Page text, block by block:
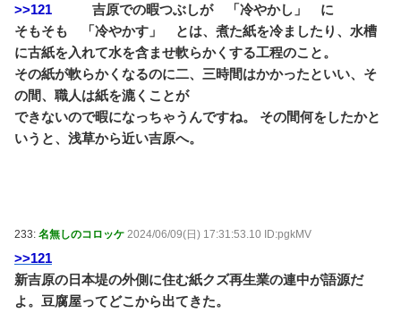
>>121 吉原での暇つぶしが 「冷やかし」 に
そもそも 「冷やかす」 とは、煮た紙を冷ましたり、水槽
に古紙を入れて水を含ませ軟らかくする工程のこと。
その紙が軟らかくなるのに二、三時間はかかったといい、そ
の間、職人は紙を漉くことが
できないので暇になっちゃうんですね。 その間何をしたかと
いうと、浅草から近い吉原へ。
233: 名無しのコロッケ 2024/06/09(日) 17:31:53.10 ID:pgkMV
>>121
新吉原の日本堤の外側に住む紙クズ再生業の連中が語源だ
よ。豆腐屋ってどこから出てきた。